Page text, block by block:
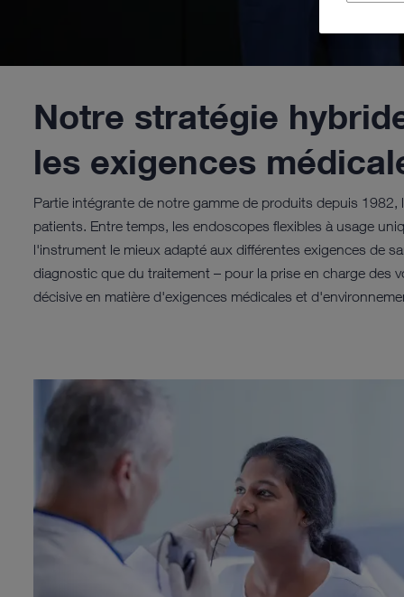
Notre stratégie
les exigences
Partie intégrante de notre gamme de produits depuis
patients. Entre temps, les endoscopes flexibles à usage
l'instrument le mieux adapté aux différentes exigences de
diagnostic que du traitement – pour la prise en charge des
décisive en matière d'exigences médicales et